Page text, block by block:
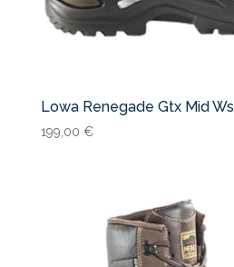
Lowa Renegade Gtx Mid Ws
199,00 €